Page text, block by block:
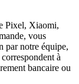
Pixel, Xiaomi,
vous
par notre équipe,
à
bancaire ou